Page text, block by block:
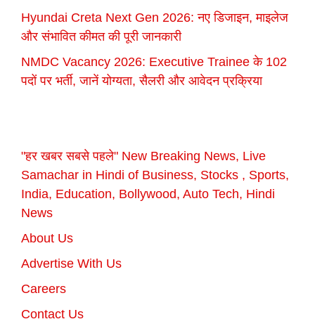
Hyundai Creta Next Gen 2026: नए डिजाइन, माइलेज
और संभावित कीमत की पूरी जानकारी
NMDC Vacancy 2026: Executive Trainee के 102
पदों पर भर्ती, जानें योग्यता, सैलरी और आवेदन प्रक्रिया
"हर खबर सबसे पहले" New Breaking News, Live
Samachar in Hindi of Business, Stocks , Sports,
India, Education, Bollywood, Auto Tech, Hindi
News
About Us
Advertise With Us
Careers
Contact Us